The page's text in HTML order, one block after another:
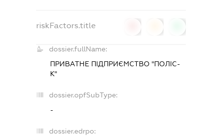
riskFactors.title
dossier.fullName:
ПРИВАТНЕ ПІДПРИЄМСТВО "ПОЛІС-
К"
dossier.opfSubType:
-
dossier.edrpo: